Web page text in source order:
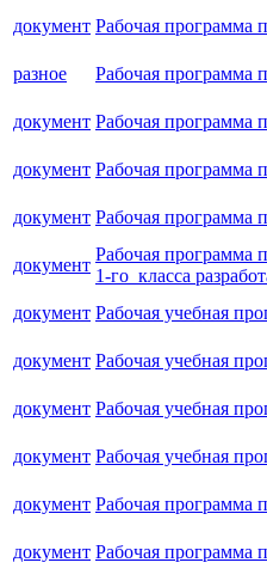
документ Рабочая программа
разное Рабочая программа
документ Рабочая программа
документ Рабочая программа
документ Рабочая программа
документ
Рабочая программа
1-го класса
документ Рабочая учебная
документ Рабочая учебная
документ Рабочая учебная
документ Рабочая учебная
документ Рабочая программа
документ Рабочая программа